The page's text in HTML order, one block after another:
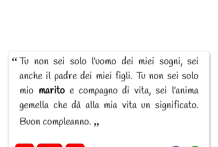
Tu non sei solo l'uomo dei miei sogni, sei
anche il padre dei miei figli. Tu non sei solo
mio maritoe compagno di vita, sei l'anima
gemella che dà alla mia vita un significato.
Buon compleanno.